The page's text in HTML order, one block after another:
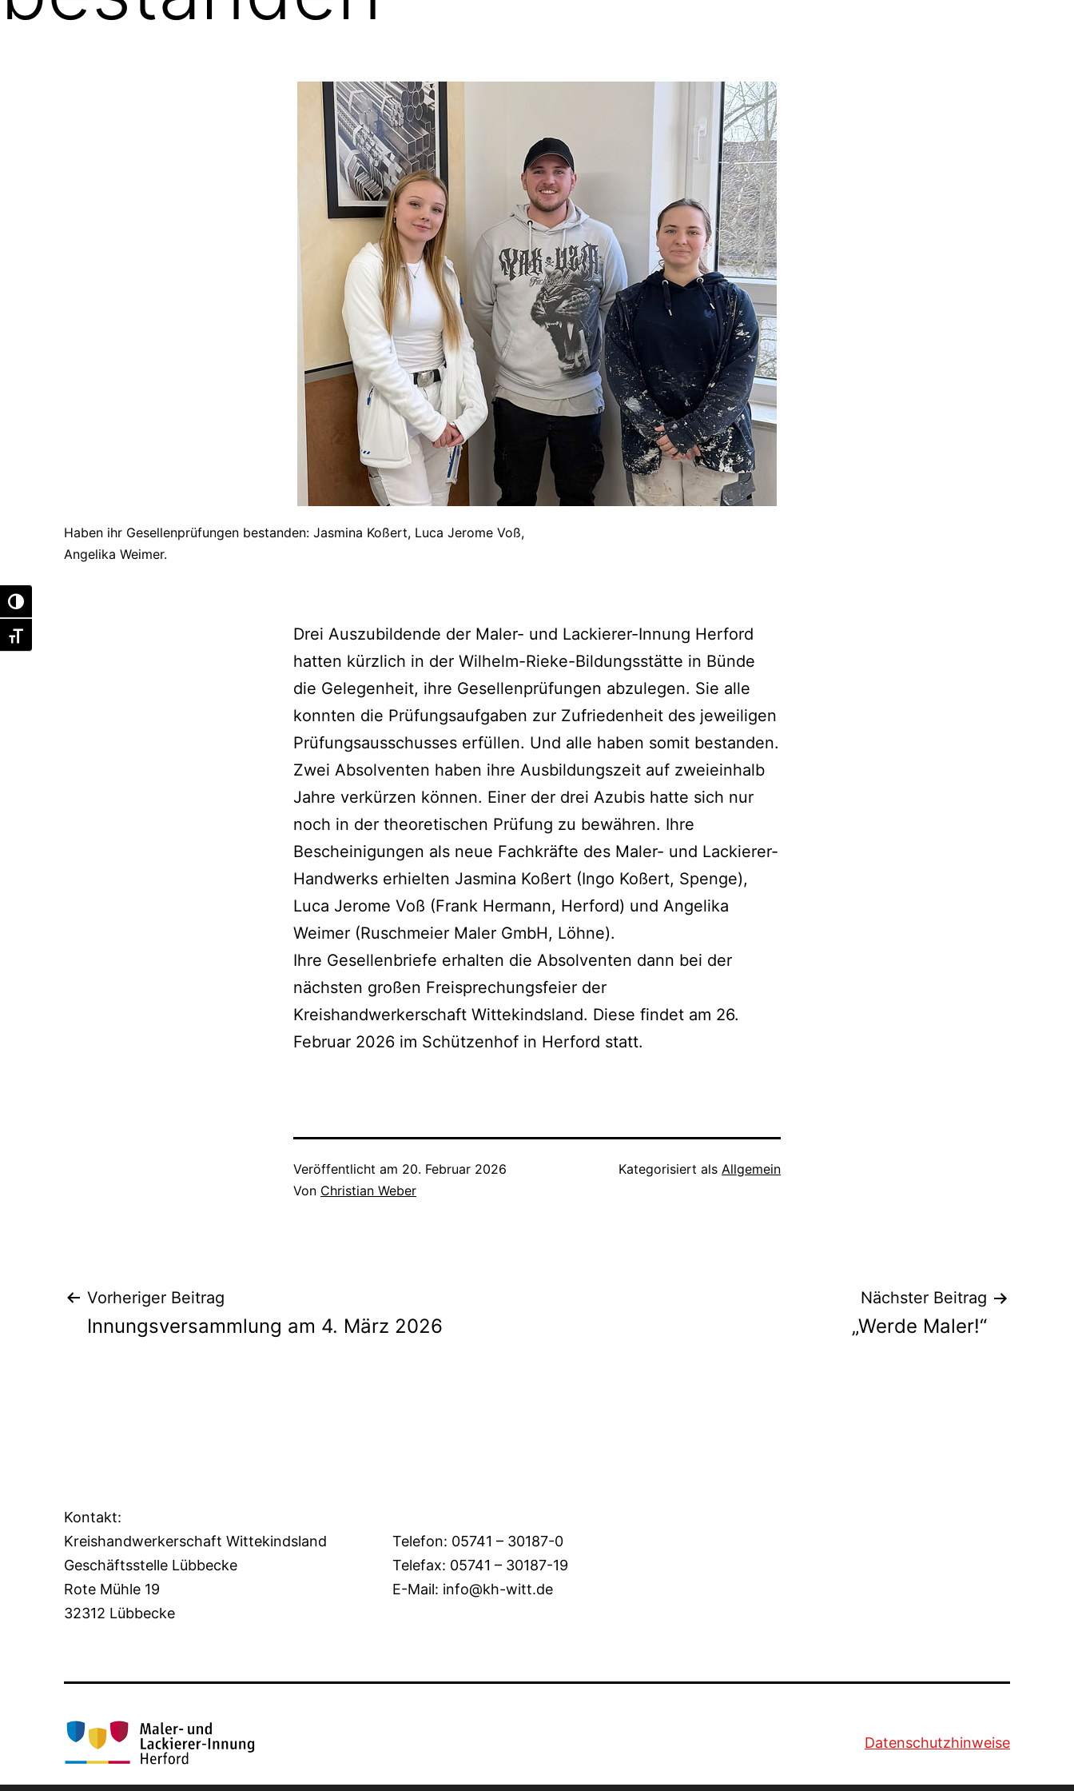
Umschalten auf hohe Kontraste
Schrift vergrößern
Haben ihr Gesellenprüfungen bestanden: Jasmina Koßert, Luca Jerome Voß,
Angelika Weimer.
Drei Auszubildende der Maler- und Lackierer-Innung Herford
hatten kürzlich in der Wilhelm-Rieke-Bildungsstätte in Bünde
die Gelegenheit, ihre Gesellenprüfungen abzulegen. Sie alle
konnten die Prüfungsaufgaben zur Zufriedenheit des jeweiligen
Prüfungsausschusses erfüllen. Und alle haben somit bestanden.
Zwei Absolventen haben ihre Ausbildungszeit auf zweieinhalb
Jahre verkürzen können. Einer der drei Azubis hatte sich nur
noch in der theoretischen Prüfung zu bewähren. Ihre
Bescheinigungen als neue Fachkräfte des Maler- und Lackierer-
Handwerks erhielten Jasmina Koßert (Ingo Koßert, Spenge),
Luca Jerome Voß (Frank Hermann, Herford) und Angelika
Weimer (Ruschmeier Maler GmbH, Löhne).
Ihre Gesellenbriefe erhalten die Absolventen dann bei der
nächsten großen Freisprechungsfeier der
Kreishandwerkerschaft Wittekindsland. Diese findet am 26.
Februar 2026 im Schützenhof in Herford statt.
Veröffentlicht am 20. Februar 2026
Von Christian Weber
Kategorisiert als Allgemein
Beitragsnavigation
Vorheriger Beitrag
Innungsversammlung am 4. März 2026
Nächster Beitrag
„Werde Maler!“
Kontakt:
Kreishandwerkerschaft Wittekindsland
Geschäftsstelle Lübbecke
Rote Mühle 19
32312 Lübbecke
Telefon: 05741 – 30187-0
Telefax: 05741 – 30187-19
E-Mail: info@kh-witt.de
Datenschutzhinweise